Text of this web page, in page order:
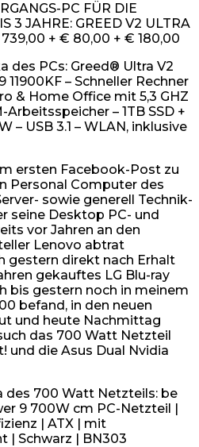
PC FÜR DIE
3 JAHRE: GREED V2 ULTRA
+ € 80,00 + € 180,00
des PCs: Greed® Ultra V2
11900KF – Schneller Rechner
& Home Office mit 5,3 GHZ
Arbeitsspeicher – 1TB SSD +
– USB 3.1 – WLAN, inklusive
ersten Facebook-Post zu
Personal Computer des
sowie generell Technik-
seine Desktop PC- und
vor Jahren an den
Lenovo abtrat
gestern direkt nach Erhalt
gekauftes LG Blu-ray
bis gestern noch in meinem
befand, in den neuen
und heute Nachmittag
das 700 Watt Netzteil
und die Asus Dual Nvidia
des 700 Watt Netzteils: be
9 700W cm PC-Netzteil |
| ATX | mit
| Schwarz | BN303